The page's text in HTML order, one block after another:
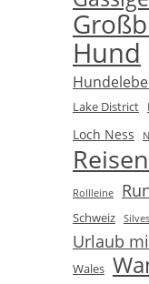
Hund
Lake District
Loch Ness
Rollleine
Schweiz
Urlaub
Wales